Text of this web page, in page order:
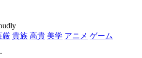
厳 貴族 高貴 美学 アニメ ゲーム